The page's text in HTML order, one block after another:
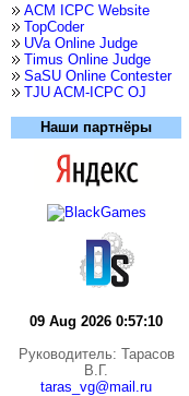
ACM ICPC Website
TopCoder
UVa Online Judge
Timus Online Judge
SaSU Online Contester
TJU ACM-ICPC OJ
Наши партнёры
09 Aug 2026 0:57:10
Руководитель: Тарасов
В.Г.
taras_vg@mail.ru